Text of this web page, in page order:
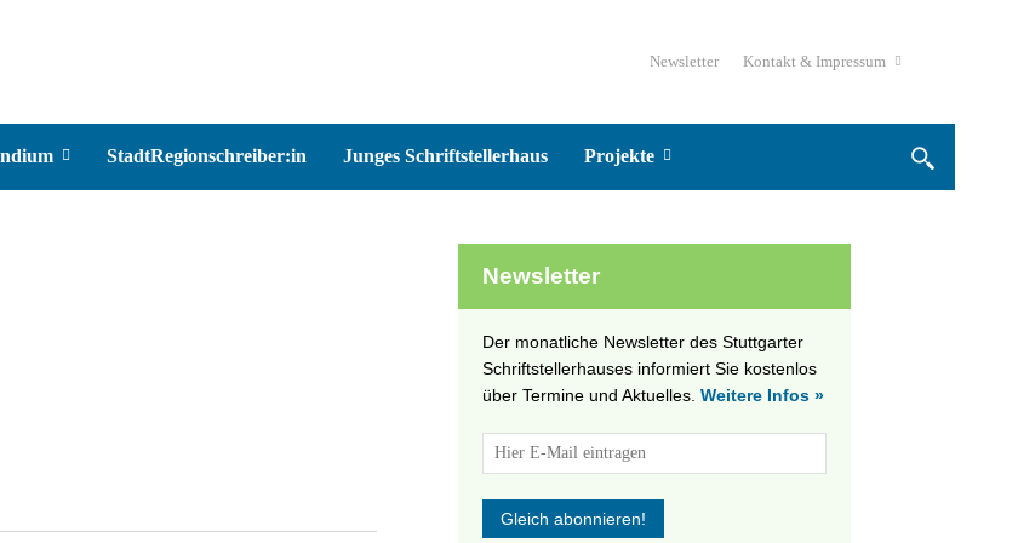
Newsletter Kontakt & Impressum
StadtRegionschreiber:in Junges Schriftstellerhaus Projekte
Newsletter
Der monatliche Newsletter des Stuttgarter
Schriftstellerhauses informiert Sie kostenlos
über Termine und Aktuelles. Weitere Infos »